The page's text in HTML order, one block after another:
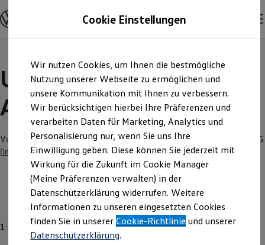
Hauptinhalt
springen
Footer
springen
Modelle und Konfigurator
Konfigurator
Modelle vergleichen
Elektroautos
ENERGY Sondermodelle
Nutzfahrzeuge
SUV und CUV
Familienautos
Kombis
Kompaktwagen
Sportwagen
Schnell verfügbare Fahrzeuge
Angebote und Produkte
Aktuelle Angebote
E-Auto-Förderung
Volkswagen Marktplatz
Die ENERGY Sondermodelle
Junge Gebrauchtwagen und Gebrauchtwagen
Volkswagen Zertifizierte Gebrauchtwagen
Elektromobilität bei Gebrauchtwagen
Unsere aktuellen
Angebote und mehr
Verantwortlich für die Inhalte auf dieser Seite ist die Autohaus Wallner KG
(Impressum & Rechtliches)
1 Angebot
Cookie Einstellungen
Wir nutzen Cookies, um Ihnen die bestmögliche
Nutzung unserer Webseite zu ermöglichen und
unsere Kommunikation mit Ihnen zu verbessern.
Wir berücksichtigen hierbei Ihre Präferenzen und
verarbeiten Daten für Marketing, Analytics und
Personalisierung nur, wenn Sie uns Ihre
Einwilligung geben. Diese können Sie jederzeit mit
Wirkung für die Zukunft im Cookie Manager
(Meine Präferenzen verwalten) in der
Datenschutzerklärung widerrufen. Weitere
Informationen zu unseren eingesetzten Cookies
finden Sie in unsererCookie-Richtlinie und unserer
Datenschutzerklärung.